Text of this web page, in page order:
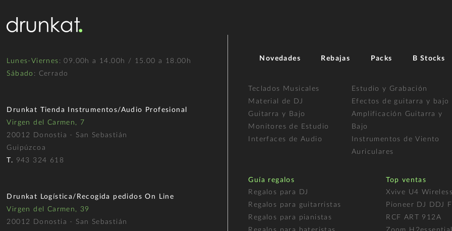
Lunes-Viernes : 09.00h a 14.00h / 15.00 a 18.00h
Sábado : Cerrado
Drunkat Tienda Instrumentos/Audio Profesional
Virgen del Carmen, 7
20012 Donostia - San Sebastián
Guipúzcoa
T. 943 324 618
Drunkat Logística/Recogida pedidos On Line
Virgen del Carmen, 39
20012 Donostia - San Sebastián
Novedades Rebajas Packs B Stocks
Teclados Musicales
Material de DJ
Guitarra y Bajo
Monitores de Estudio
Interfaces de Audio
Estudio y Grabación
Efectos de guitarra y bajo
Amplificación Guitarra y
Bajo
Instrumentos de Viento
Auriculares
Guía regalos
Regalos para DJ
Regalos para guitarristas
Regalos para pianistas
Top ventas
Xvive U4
Pioneer DJ DDJ
RCF ART 912A